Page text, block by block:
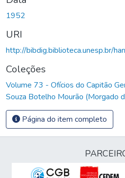
1952
URI
http://bibdig.biblioteca.unesp.br/
Coleções
Volume 73 - Ofícios do Capitão
Souza Botelho Mourão
Página do item completo